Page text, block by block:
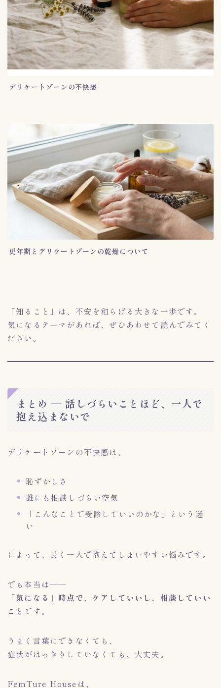
デリケートゾーンの不快感
更年期とデリケートゾーンの乾燥について
「知ること」は、不安を和らげる大きな一歩です。
気になるテーマがあれば、ぜひあわせて読んでみてく
ださい。
まとめ ― 話しづらいことほど、一人で
抱え込まないで
デリケートゾーンの不快感は、
恥ずかしさ
誰にも相談しづらい空気
「こんなことで受診していいのかな」という迷
い
によって、長く一人で抱えてしまいやすい悩みです。
でも本当は——
「気になる」時点で、ケアしていいし、相談していい
こと です。
うまく言葉にできなくても、
症状がはっきりしていなくても、大丈夫。
FemTure Houseは、